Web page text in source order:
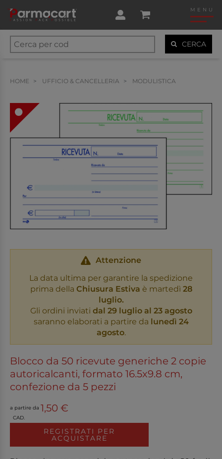
MENU
CERCA
HOME UFFICIO & CANCELLERIA MODULISTICA
Attenzione
La data ultima per garantire la spedizione
prima della Chiusura Estiva è martedì 28
luglio.
Gli ordini inviati dal 29 luglio al 23 agosto
saranno elaborati a partire da lunedì 24
agosto.
Blocco da 50 ricevute generiche 2 copie
autoricalcanti, formato 16.5x9.8 cm,
confezione da 5 pezzi
a partire da 1,50 €
CAD.
REGISTRATI PER
ACQUISTARE